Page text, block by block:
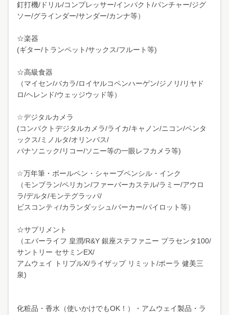
釘打機/ドリル/コンプレッサー/インパクト/パンチャー/ジグ
ソー/グラインダー/サンダー/カンナ等）
☆楽器
(ギター/トランペット/サックス/フルート等)
☆高級食器
（マイセン/バカラ/ロイヤルコペンハーゲン/ジノリ/リヤド
ロ/ヘレンド/ウェッジウッド等）
☆デジタルカメラ
(コンパクトデジタルカメラ/ライカ/キャノン/ニコン/ペンタ
ックス/ミノルタ/オリンパス/
パナソニック/リコー/ソニー等の一眼レフカメラ等)
☆万年筆・ボールペン・シャープペンシル・インク
（モンブラン/ペリカン/ファーバーカステル/ラミー/アウロ
ラ/デルタ/モンテグラッパ/
ビスコンティ/カランダッシュ/パーカー/パイロット等）
☆サプリメント
（エバーライフ 皇潤/R&Y 銀座ステファニー プラセンタ100/
サントリー セサミンEX/
アムウェイ トリプルX/ライザップ リミット/ポーラ 健美三
泉)
化粧品・香水（使いかけでもOK！）・アムウェイ製品・ラ